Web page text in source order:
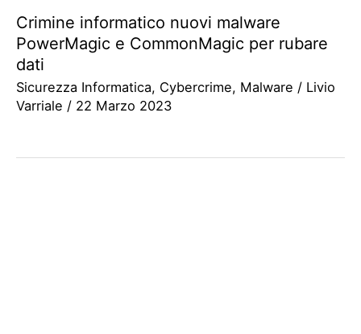
Crimine informatico nuovi malware
PowerMagic e CommonMagic per rubare
dati
Sicurezza Informatica, Cybercrime, Malware / Livio
Varriale / 22 Marzo 2023